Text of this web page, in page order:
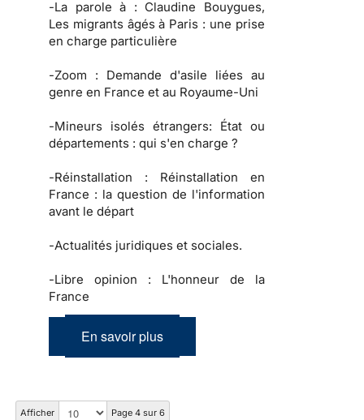
-La parole à : Claudine Bouygues,
Les migrants âgés à Paris : une prise
en charge particulière
-Zoom : Demande d'asile liées au
genre en France et au Royaume-Uni
-Mineurs isolés étrangers: État ou
départements : qui s'en charge ?
-Réinstallation : Réinstallation en
France : la question de l'information
avant le départ
-Actualités juridiques et sociales.
-Libre opinion : L'honneur de la
France
En savoir plus
Afficher Page 4 sur 6